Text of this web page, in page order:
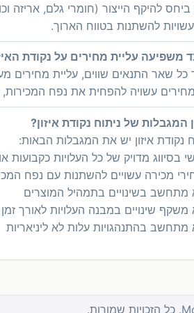
להיקף הייצור (חומרי גלם, אריזה
עשויות להשתנות בטווח הארוך.
שאר התנאים שווים, עליית מחירים
עשויה להפחית את נפח
נקודת איזון יש את המגבלות הבאות:
בסיווג מדויק של כל העלויות כקבועות
מכירה עשויים להשתנות עם נפח
מתחשב בשינויים בתמהיל המוצרים
משקף שינויים במבנה העלויות לאורך זמן
מתחשב בהתנהגויות עלות לא ליניאריות